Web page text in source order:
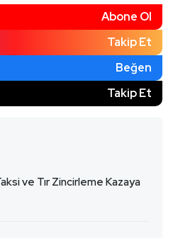
Abone Ol
Takip Et
Beğen
Takip Et
ve Tır Zincirleme Kazaya